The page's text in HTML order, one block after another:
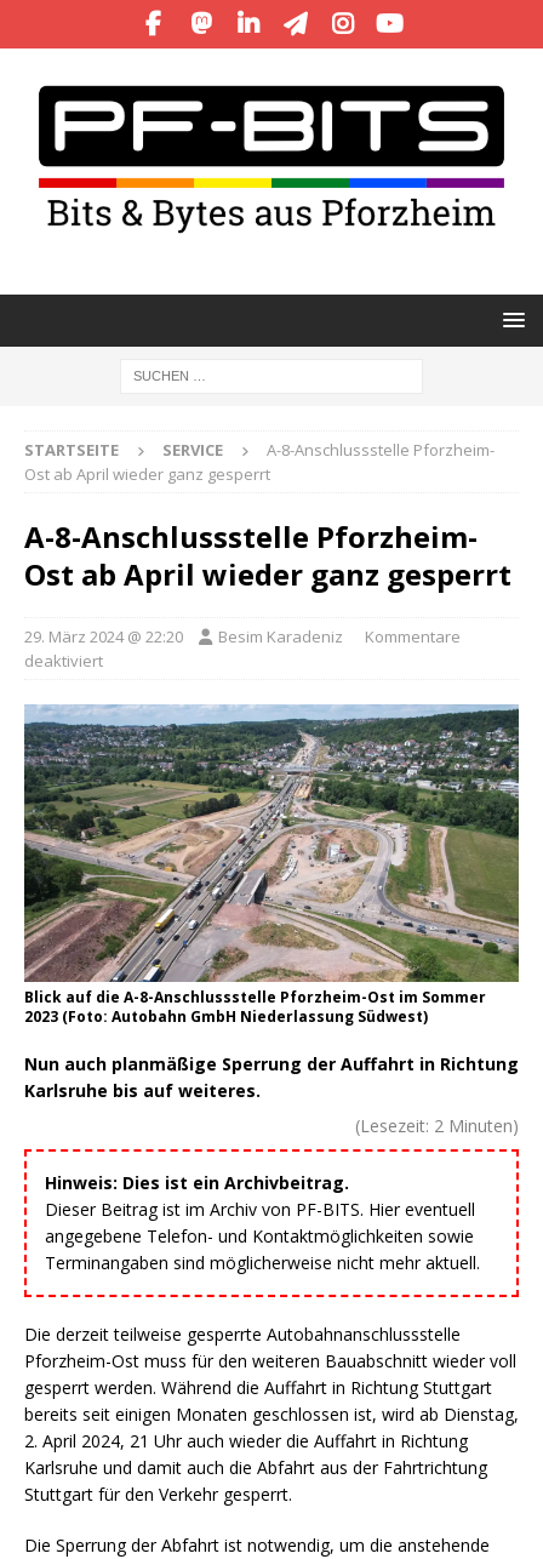
STARTSEITE SERVICE
A-8-Anschlussstelle Pforzheim-
Ost ab April wieder ganz gesperrt
A-8-Anschlussstelle Pforzheim-
Ost ab April wieder ganz gesperrt
29. März 2024 @ 22:20 Besim Karadeniz
Kommentare
deaktiviert
Blick auf die A-8-Anschlussstelle Pforzheim-Ost im Sommer
2023 (Foto: Autobahn GmbH Niederlassung Südwest)
Nun auch planmäßige Sperrung der Auffahrt in Richtung
Karlsruhe bis auf weiteres.
(Lesezeit: 2 Minuten)
Hinweis: Dies ist ein Archivbeitrag.
Dieser Beitrag ist im Archiv von PF-BITS. Hier eventuell
angegebene Telefon- und Kontaktmöglichkeiten sowie
Terminangaben sind möglicherweise nicht mehr aktuell.
Die derzeit teilweise gesperrte Autobahnanschlussstelle
Pforzheim-Ost muss für den weiteren Bauabschnitt wieder voll
gesperrt werden. Während die Auffahrt in Richtung Stuttgart
bereits seit einigen Monaten geschlossen ist, wird ab Dienstag,
2. April 2024, 21 Uhr auch wieder die Auffahrt in Richtung
Karlsruhe und damit auch die Abfahrt aus der Fahrtrichtung
Stuttgart für den Verkehr gesperrt.
Die Sperrung der Abfahrt ist notwendig, um die anstehende